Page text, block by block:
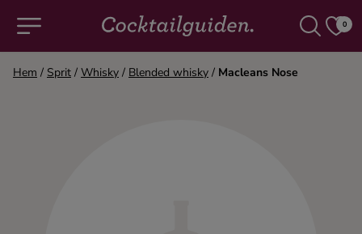
0
Hem / Sprit / Whisky / Blended whisky / Macleans Nose